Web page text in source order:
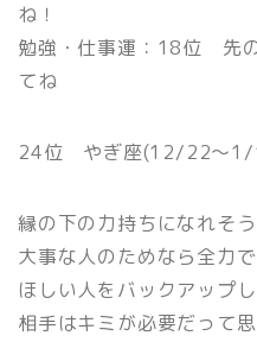
ね！
勉強・仕事運：18位 先
てね
24位 やぎ座(12/22〜1/
縁の下の力持ちになれそう
大事な人のためなら全力
ほしい人をバックアップ
相手はキミが必要だって